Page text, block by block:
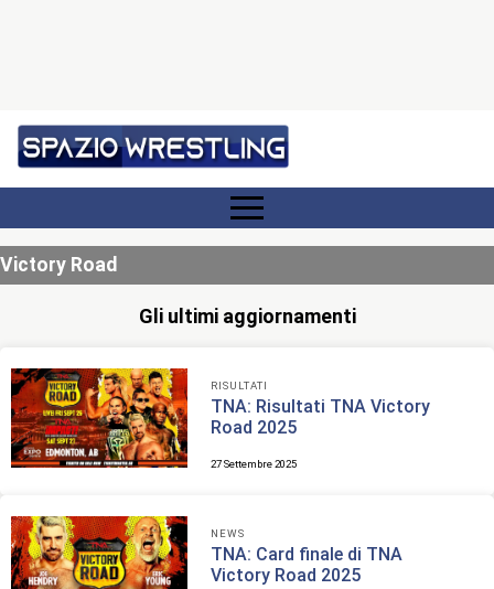
Victory Road
Gli ultimi aggiornamenti
RISULTATI
TNA: Risultati TNA Victory
Road 2025
27 Settembre 2025
NEWS
TNA: Card finale di TNA
Victory Road 2025